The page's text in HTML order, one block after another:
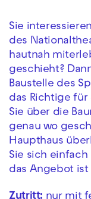
Sie
des
hautnah
geschieht?
Baustelle des
das Richtige für
Sie über die
genau wo
Haupthaus
Sie sich einfach
das Angebot ist
Zutritt: nur mit